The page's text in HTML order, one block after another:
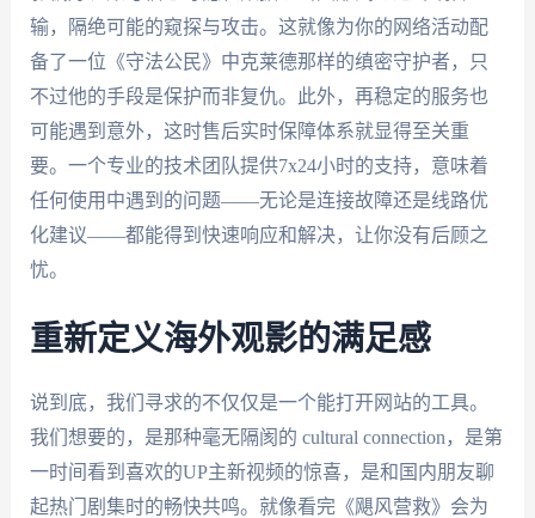
输，隔绝可能的窥探与攻击。这就像为你的网络活动配
备了一位《守法公民》中克莱德那样的缜密守护者，只
不过他的手段是保护而非复仇。此外，再稳定的服务也
可能遇到意外，这时售后实时保障体系就显得至关重
要。一个专业的技术团队提供7x24小时的支持，意味着
任何使用中遇到的问题——无论是连接故障还是线路优
化建议——都能得到快速响应和解决，让你没有后顾之
忧。
重新定义海外观影的满足感
说到底，我们寻求的不仅仅是一个能打开网站的工具。
我们想要的，是那种毫无隔阂的 cultural connection，是第
一时间看到喜欢的UP主新视频的惊喜，是和国内朋友聊
起热门剧集时的畅快共鸣。就像看完《飓风营救》会为